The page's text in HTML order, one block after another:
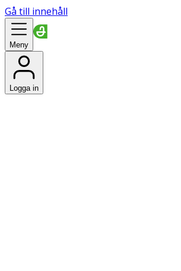
Gå till innehåll
Meny
Logga in